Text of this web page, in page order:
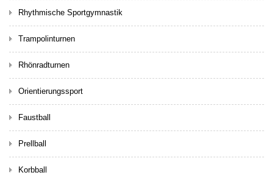
Rhythmische Sportgymnastik
Trampolinturnen
Rhönradturnen
Orientierungssport
Faustball
Prellball
Korbball